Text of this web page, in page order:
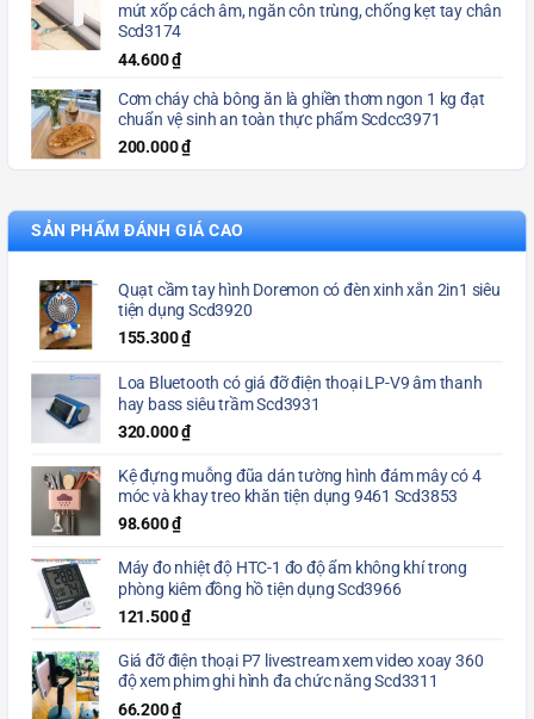
mút xốp cách âm, ngăn côn trùng, chống kẹt tay chân
Scd3174
44.600₫
Cơm cháy chà bông ăn là ghiền thơm ngon 1 kg đạt
chuẩn vệ sinh an toàn thực phẩm Scdcc3971
200.000₫
SẢN PHẨM ĐÁNH GIÁ CAO
Quạt cầm tay hình Doremon có đèn xinh xắn 2in1 siêu
tiện dụng Scd3920
155.300₫
Loa Bluetooth có giá đỡ điện thoại LP-V9 âm thanh
hay bass siêu trầm Scd3931
320.000₫
Kệ đựng muỗng đũa dán tường hình đám mây có 4
móc và khay treo khăn tiện dụng 9461 Scd3853
98.600₫
Máy đo nhiệt độ HTC-1 đo độ ẩm không khí trong
phòng kiêm đồng hồ tiện dụng Scd3966
121.500₫
Giá đỡ điện thoại P7 livestream xem video xoay 360
độ xem phim ghi hình đa chức năng Scd3311
66.200₫